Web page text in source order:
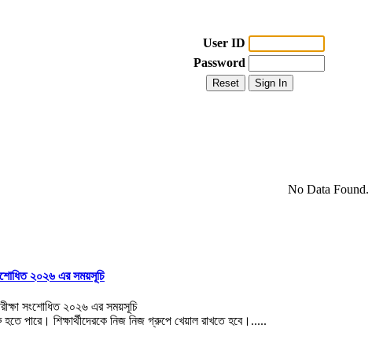
User ID
Password
No Data Found.
সংশোধিত ২০২৬ এর সময়সূচি
হতে পারে। শিক্ষার্থীদেরকে নিজ নিজ গ্রুপে খেয়াল রাখতে হবে।.....